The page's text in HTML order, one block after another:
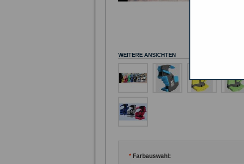
WEITERE ANSICHTEN
* Farbauswahl: